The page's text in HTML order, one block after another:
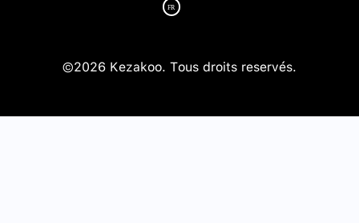
©2026 Kezakoo. Tous droits reservés.